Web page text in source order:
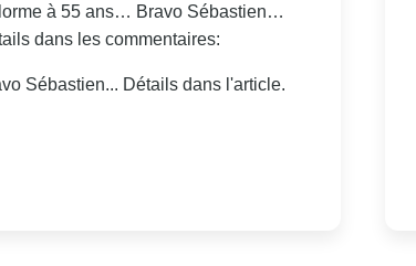
à 55 ans… Bravo Sébastien…
dans les commentaires:
Sébastien... Détails dans l'article.